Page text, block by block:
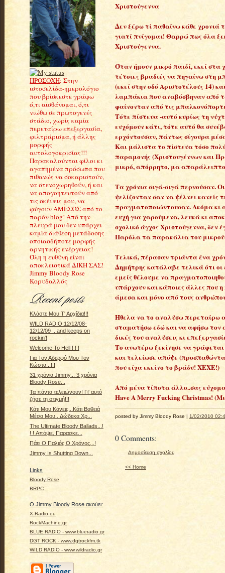
ΠΡΟΣΟΧΗ: Στην
ιστοσελίδα-ημερολόγιο
που βρίσκεστε γράφω
ό,τι αισθάνομαι, ό,τι
νιώθω σε πρωτογενές
στάδιο, χωρίς καμία
περεταίρω επεξεργασία,
φιλτράρισμα, ή άλλης
μορφής
αυτολογοκρισίας!!!
Παρακαλούνται φίλοι κι
αγαπημένα πρόσωπα που
πιθανώς να σοκαριστούν,
να στενοχωρηθούν, ή και
να απογοητευτούν από
τις σκέψεις μου, να
φύγουν ΑΜΕΣΩΣ από το
παρόν blog! Από την
πλευρά μου δεν υπάρχει
καμία διάθεση μετάδοσης
οποιασδήποτε μορφής
αρνητικής ενέργειας!
Όλη η ευθύνη είναι
αποκλειστικά ΔΙΚΗ ΣΑΣ!
Jimmy Bloody Rose
Κορυδαλλός
Κλάστε Μου Τ' Αρχίδια!!!
WILD RADIO:12/12/08-
12/12/09 ...and keeps on
rockin'!
Welcome To Hell ! ! !
Για Τον Αδερφό Μου Τον
Κώστα...!!!
31 χρόνια Jimmy... 3 χρόνια
Bloody Rose...
Τα πάντα τελειώνουν! Γι' αυτό
ζήσε τη στιγμή!!!
Κάτι Μου Κάνεις...Κάτι Βαθειά
Μέσα Μου...Δώδεκα Χρ...
The Ultimate Bloody Ballads...!
! ! Απόψε, Παρασκε...
Πάει Ο Παλιός Ο Χρόνος...!
Jimmy Is Shutting Down...
Links
Bloody Rose
BRPC
Ο Jimmy Bloody Rose ακούει:
X-Radio.eu
RockMachine.gr
BLUE RADIO - www.blueradio.gr
DGT ROCK - www.dgtrockfm.tk
WILD RADIO - www.wildradio.gr
Χριστούγεννα
Δεν ξέρω τί παθαίνω κάθε χρονιά
γιατί πνίγομαι! Θαρρώ πως όλα
Χριστούγεννα.
Όταν ήμουν μικρό παιδί, εκεί στα
τέτοιες βραδιές να πηγαίνω στη
(εκεί στην οδό Αριστοτέλους 14)
λαμπάκια που αναβόσβηναν από
φαίνονταν από τις
Τότε πίστευα -αυτό κυρίως τη
ευχόμουν κάτι, τότε αυτό θα
ερχόντουσαν, πάντως σίγουρα
Και μάλιστα το πίστευα τόσο
παραμονής (Χριστουγέννων και
μικρό, απόρρητο, μα
Τα χρόνια σιγά-σιγά περνούσαν.
ψελίζονταν σαν να ψέλνει κανείς
πραγματοποιώντουσαν. Ακόμα κι
ευχή για χαρούμενα, λευκά κι
σχολικό άγχος Χριστούγεννα, δεν
Παρόλα τα παρακάλια του
Τελικά, πέρασαν τριάντα ένα
Δημήτρης κατάλαβε τελικά ότι
εμείς θέλουμε να
υπάρχουν και κάποιες άλλες που
άμεσα και μόνο από τους
Ήθελα να το αναλύσω περεταίρω
σταματήσω εδώ και να αφήσω τον
δικές του αναλύσεις κι
Το ανωτέρω ξεκίνησε να
και τελείωσε απόψε
που είχα εκείνο το βράδυ! ΧΕΧΕ!)
Από μένα τίποτα άλλο..σας
Have A Merry Fucking Christmas!
posted by Jimmy Bloody Rose | 1/02/2010
0 Comments:
Δημοσίευση σχολίου
<< Home